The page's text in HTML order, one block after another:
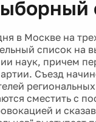
в Москве на
список на
наук, причем
Съезд
сместить с
и